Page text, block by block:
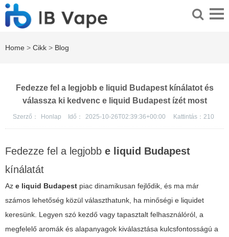
Home > Cikk > Blog
Fedezze fel a legjobb e liquid Budapest kínálatot és
válassza ki kedvenc e liquid Budapest ízét most
Szerző： Honlap Idő： 2025-10-26T02:39:36+00:00 Kattintás： 210
Fedezze fel a legjobb e liquid Budapest
kínálatát
Az e liquid Budapest piac dinamikusan fejlődik, és ma már
számos lehetőség közül választhatunk, ha minőségi e liquidet
keresünk. Legyen szó kezdő vagy tapasztalt felhasználóról, a
megfelelő aromák és alapanyagok kiválasztása kulcsfontosságú a